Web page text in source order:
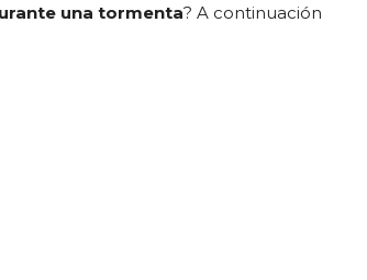
una tormenta? A continuación